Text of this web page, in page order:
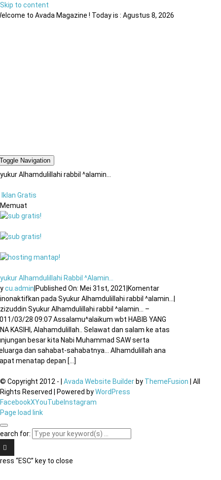
Skip to content
to Avada Magazine ! Today is : Agustus 8, 2026
Toggle Navigation
Alhamdulillahi rabbil ^alamin…
Iklan Gratis
Memuat
Alhamdulillahi Rabbil ^alamin…
cu.admin Published On: Mei 31st, 2021 Komentar
pada Syukur Alhamdulillahi rabbil ^alamin…
Syukur Alhamdulillahi rabbil ^alamin… –
03/28 09:07 Assalamu^alaikum wbt HABIB YANG
KASIHI, Alahamdulillah.. Selawat dan salam ke atas
besar kita Nabi Muhammad SAW serta
dan sahabat-sahabatnya… Alhamdulillah ana
menatap depan [...]
© Copyright 2012 - Avada Website Builder by ThemeFusion | All
Rights Reserved | Powered byWordPress
FacebookXYouTube Instagram
Page load link
for:
“ESC” key to close